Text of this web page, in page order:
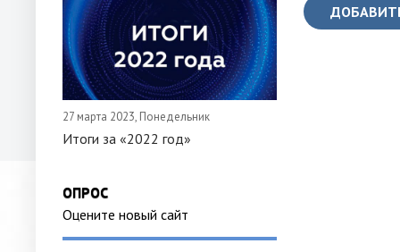
27 марта 2023, Понедельник
Итоги за «2022 год»
ОПРОС
Оцените новый сайт